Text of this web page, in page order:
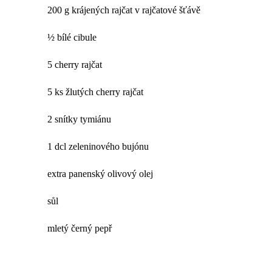
200 g krájených rajčat v rajčatové šťávě
½ bílé cibule
5 cherry rajčat
5 ks žlutých cherry rajčat
2 snítky tymiánu
1 dcl zeleninového bujónu
extra panenský olivový olej
sůl
mletý černý pepř